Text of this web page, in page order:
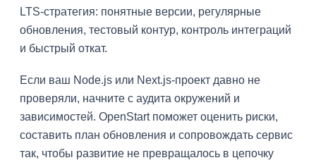
LTS-стратегия: понятные версии, регулярные
обновления, тестовый контур, контроль интеграций
и быстрый откат.
Если ваш Node.js или Next.js-проект давно не
проверяли, начните с аудита окружений и
зависимостей. OpenStart поможет оценить риски,
составить план обновления и сопровождать сервис
так, чтобы развитие не превращалось в цепочку